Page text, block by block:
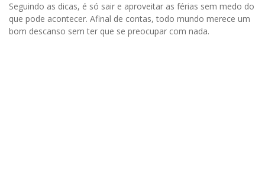
Seguindo as dicas, é só sair e aproveitar as férias sem medo do
que pode acontecer. Afinal de contas, todo mundo merece um
bom descanso sem ter que se preocupar com nada.